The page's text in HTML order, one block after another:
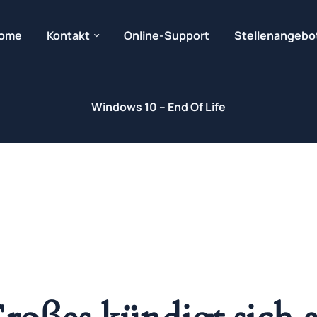
Kontakt Online-Support
Windows 10 – End Of Life